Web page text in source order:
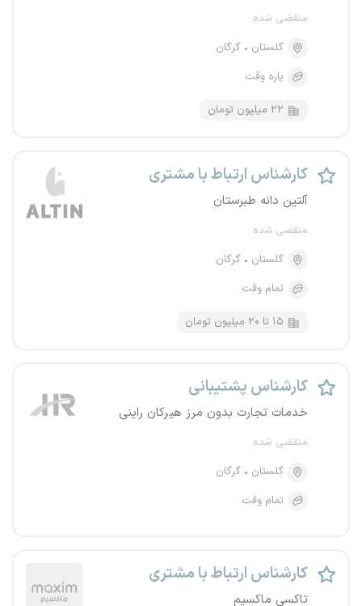
منقضی شده
گلستان
گرگان
پاره وقت
۲۲ میلیون تومان
کارشناس ارتباط با مشتری
آلتین دانه طبرستان
منقضی شده
گلستان
گرگان
تمام وقت
۱۵ تا ۲۰ میلیون تومان
کارشناس پشتیبانی
خدمات تجارت بدون مرز هیرکان راینی
منقضی شده
گلستان
گرگان
تمام وقت
کارشناس ارتباط با مشتری
تاکسی ماکسیم